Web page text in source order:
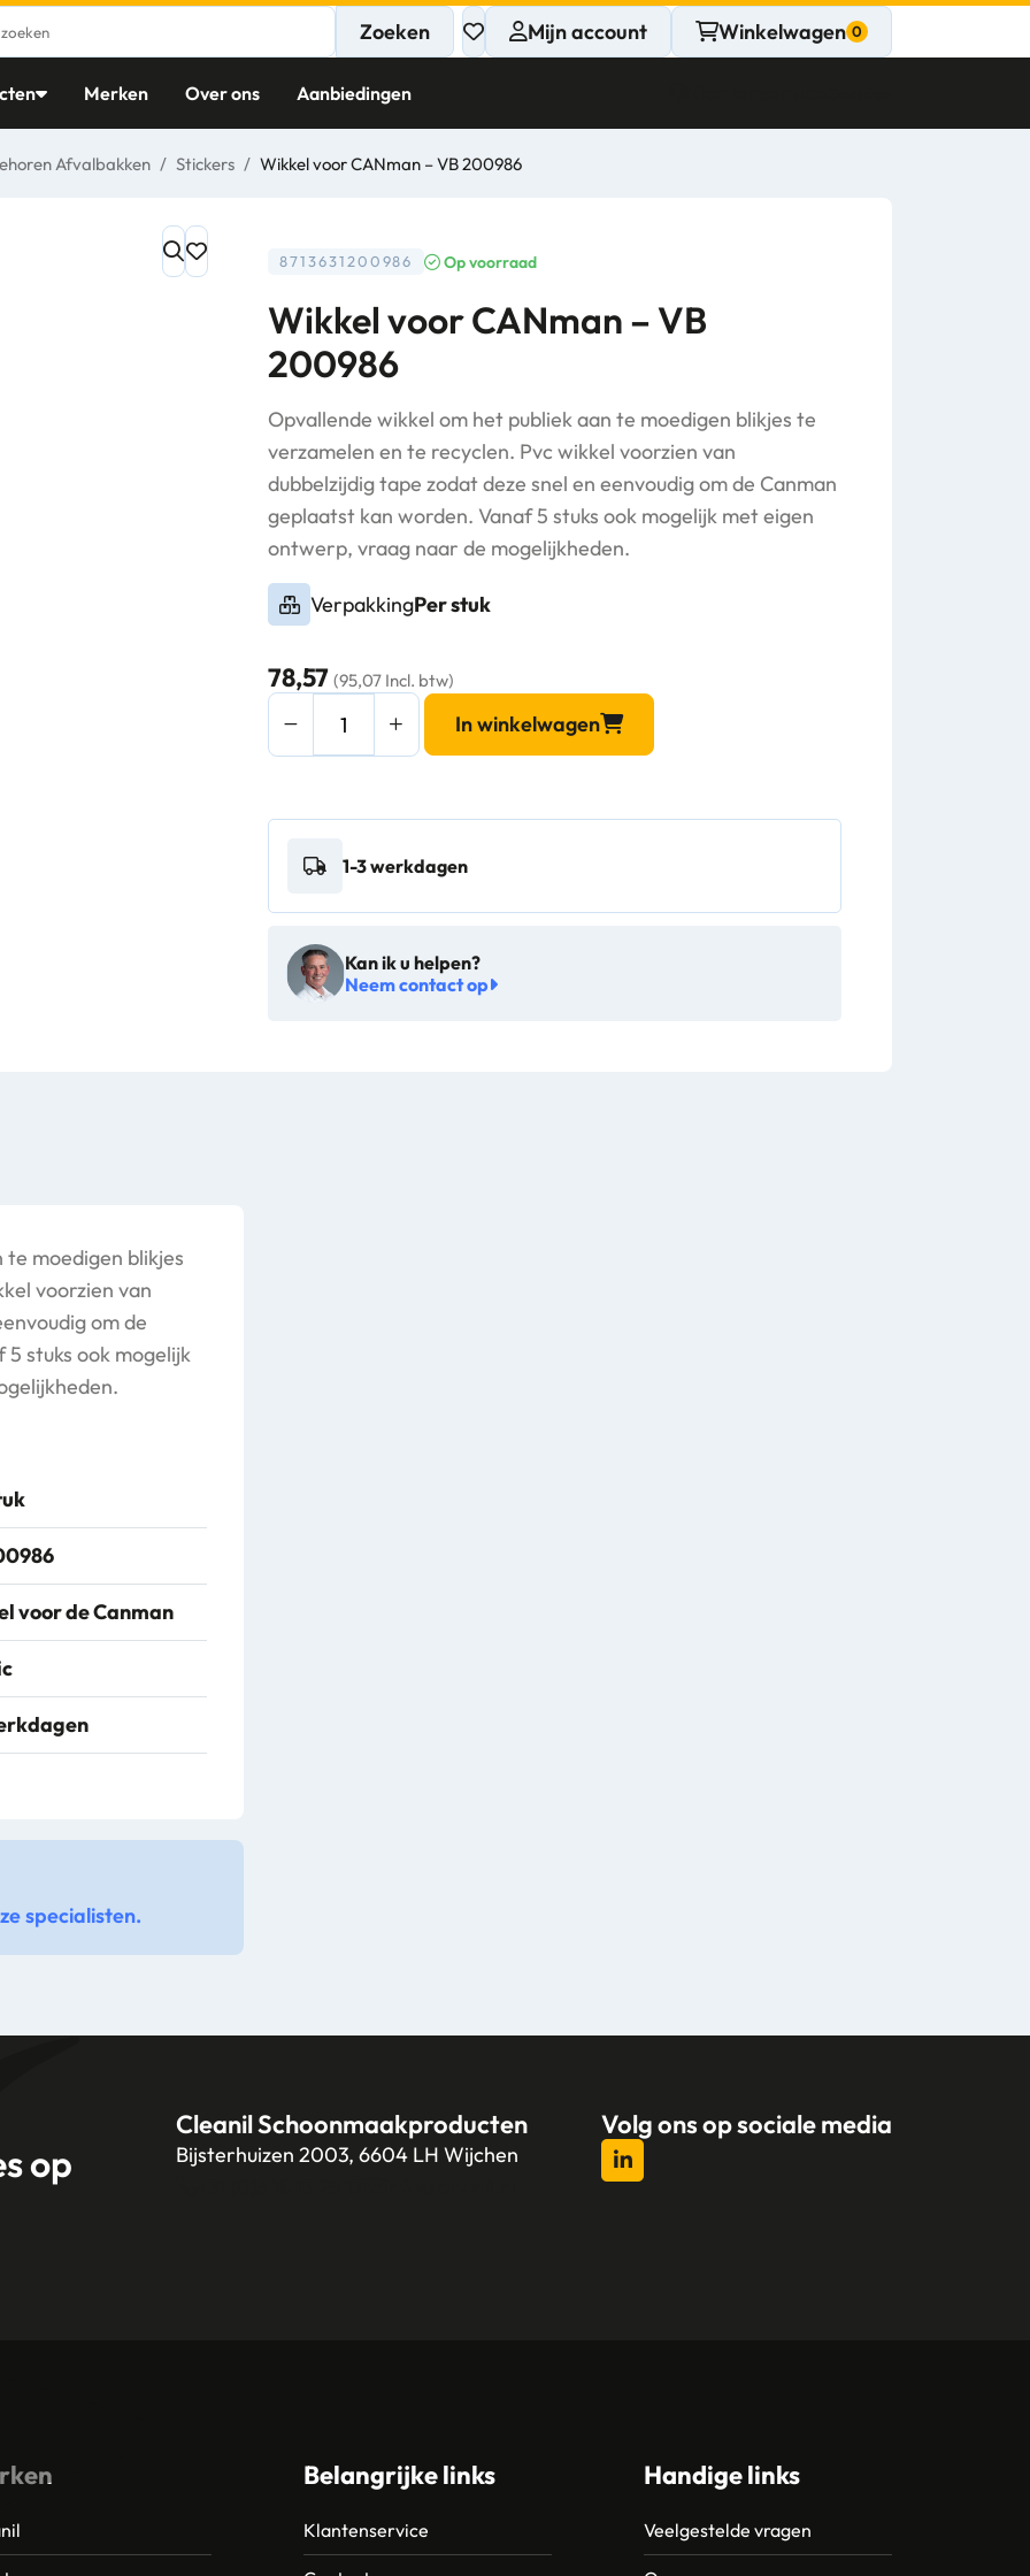
Mijn account Winkelwagen
Zoeken
advies
Merken Over ons Aanbiedingen
Afvalbakken / Stickers / Wikkel voor CANman – VB 200986
8713631200986 Op voorraad
Wikkel voor CANman – VB
200986
Opvallende wikkel om het publiek aan te moedigen blikjes te
verzamelen en te recyclen. Pvc wikkel voorzien van
dubbelzijdig tape zodat deze snel en eenvoudig om de Canman
geplaatst kan worden. Vanaf 5 stuks ook mogelijk met eigen
ontwerp, vraag naar de mogelijkheden.
VerpakkingPer stuk
78,57(95,07 Incl. btw)
200986
In winkelwagen
1-3 werkdagen
Kan ik u helpen?
Neem contact op
moedigen blikjes
voorzien van
om de
stuks ook mogelijk
voor de Canman
specialisten.
op
Cleanil Schoonmaakproducten
Bijsterhuizen 2003, 6604 LH Wijchen
Volg ons op sociale media
Belangrijke links
Klantenservice
Handige links
Veelgestelde vragen